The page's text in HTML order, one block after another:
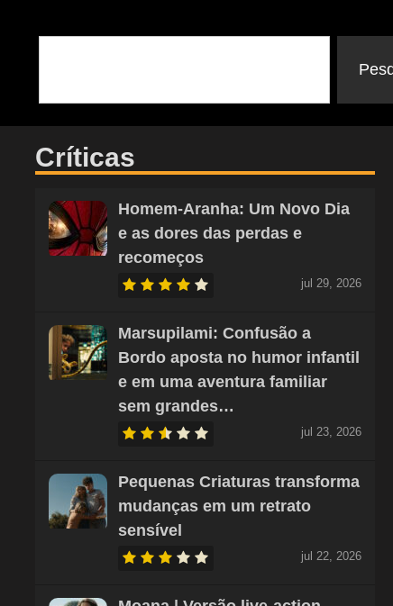
Críticas
Homem-Aranha: Um Novo Dia
e as dores das perdas e
recomeços
jul 29, 2026
Marsupilami: Confusão a
Bordo aposta no humor infantil
e em uma aventura familiar
sem grandes…
jul 23, 2026
Pequenas Criaturas transforma
mudanças em um retrato
sensível
jul 22, 2026